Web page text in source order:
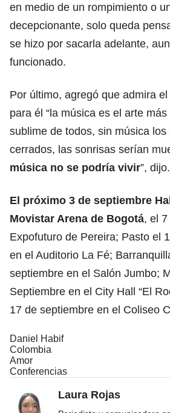
en medio de un rompimiento o
decepcionante, solo queda
se hizo por sacarla adelante,
funcionado.
Por último, agregó que admira
para él “la música es el arte
sublime de todos, sin música los
cerrados, las sonrisas serían
música no se podría vivir”, dijo.
El próximo 3 de septiembre
Movistar Arena de Bogotá, el
Expofuturo de Pereira; Pasto el
en el Auditorio La Fé;
septiembre en el Salón Jumbo;
Septiembre en el City Hall “El
17 de septiembre en el Coliseo
Daniel Habif
Colombia
Amor
Conferencias
Laura Rojas